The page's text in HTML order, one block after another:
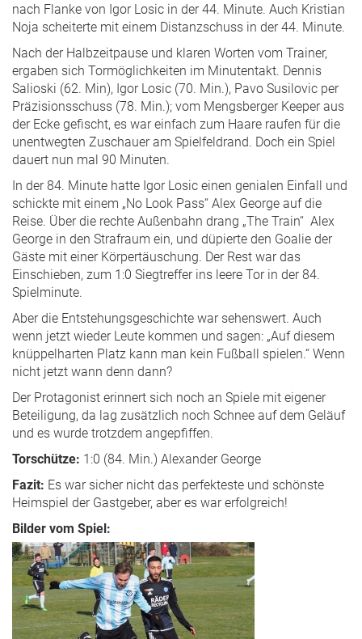
nach Flanke von Igor Losic in der 44. Minute. Auch Kristian
Noja scheiterte mit einem Distanzschuss in der 44. Minute.
Nach der Halbzeitpause und klaren Worten vom Trainer,
ergaben sich Tormöglichkeiten im Minutentakt. Dennis
Salioski (62. Min), Igor Losic (70. Min.), Pavo Susilovic per
Präzisionsschuss (78. Min.); vom Mengsberger Keeper aus
der Ecke gefischt, es war einfach zum Haare raufen für die
unentwegten Zuschauer am Spielfeldrand. Doch ein Spiel
dauert nun mal 90 Minuten.
In der 84. Minute hatte Igor Losic einen genialen Einfall und
schickte mit einem „No Look Pass“ Alex George auf die
Reise. Über die rechte Außenbahn drang „The Train“ Alex
George in den Strafraum ein, und düpierte den Goalie der
Gäste mit einer Körpertäuschung. Der Rest war das
Einschieben, zum 1:0 Siegtreffer ins leere Tor in der 84.
Spielminute.
Aber die Entstehungsgeschichte war sehenswert. Auch
wenn jetzt wieder Leute kommen und sagen: „Auf diesem
knüppelharten Platz kann man kein Fußball spielen.“ Wenn
nicht jetzt wann denn dann?
Der Protagonist erinnert sich noch an Spiele mit eigener
Beteiligung, da lag zusätzlich noch Schnee auf dem Geläuf
und es wurde trotzdem angepfiffen.
Torschütze: 1:0 (84. Min.) Alexander George
Fazit: Es war sicher nicht das perfekteste und schönste
Heimspiel der Gastgeber, aber es war erfolgreich!
Bilder vom Spiel: